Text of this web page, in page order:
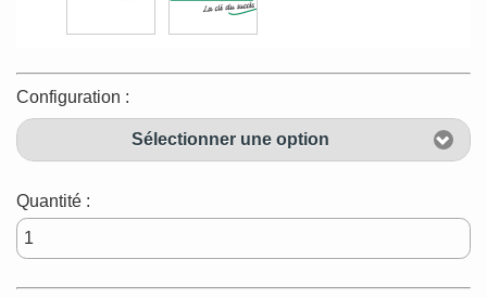
Configuration :
Sélectionner une option
Quantité :